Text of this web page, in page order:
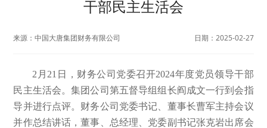
干部民主生活会
来源：中国大唐集团财务有限公司 日期： 2025-02-27
2月21日，财务公司党委召开2024年度党员领导干部
民主生活会。集团公司第五督导组组长阎成文一行到会指
导并进行点评。财务公司党委书记、董事长曹军主持会议
并作总结讲话，董事、总经理、党委副书记张克岩出席会